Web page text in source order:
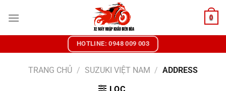
đến
0
HOTLINE: 0948 009 003
TRANG CHỦ / SUZUKI VIỆT NAM / ADDRESS